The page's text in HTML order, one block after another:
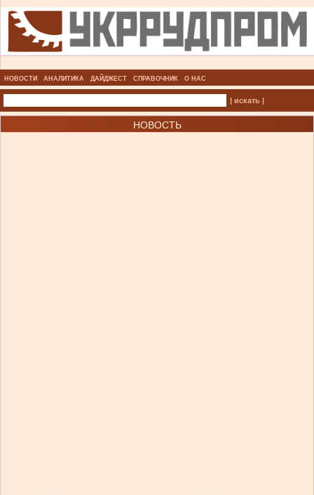
НОВОСТИ АНАЛИТИКА ДАЙДЖЕСТ СПРАВОЧНИК О НАС
| искать |
НОВОСТЬ